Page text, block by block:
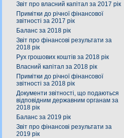
Звіт про власний капітал за 2017 рік
Примітки до річної фінансової
звітності за 2017 рік
Баланс за 2018 рік
Звіт про фінансові результати за
2018 рік
Рух грошових коштів за 2018 рік
Власний капітал за 2018 рік
Примітки до річної фінансової
звітності за 2018 рік
Документи звітності, що подаються
відповідним державним органам за
2018 рік
Баланс за 2019 рік
Звіт про фінансові результати за
2019 рік